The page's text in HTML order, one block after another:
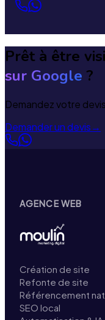
Prêt à être
sur Google ?
Demandez votre
Demander un devis→
AGENCE WEB
Création de site
Refonte de site
Référencement
SEO local